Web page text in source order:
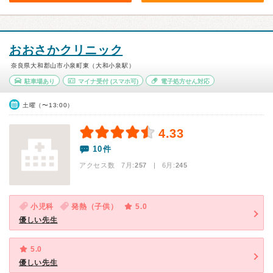
おおさかクリニック
奈良県大和郡山市小泉町東（大和小泉駅）
駐車場あり マイナ受付(スマホ可) 電子処方せん対応
土曜（〜13:00）
4.33
10件
アクセス数 7月:257 | 6月:245
小児科 発熱（子供）
5.0
優しい先生
5.0
優しい先生